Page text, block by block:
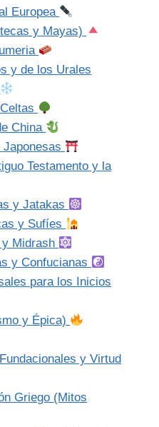
Europea
y Mayas)
y de los Urales
China
Testamento y la
y Jatakas
y Sufíes
Midrash
y Confucianas
para los Inicios
y Épica)
y Virtud
Griego (Mitos